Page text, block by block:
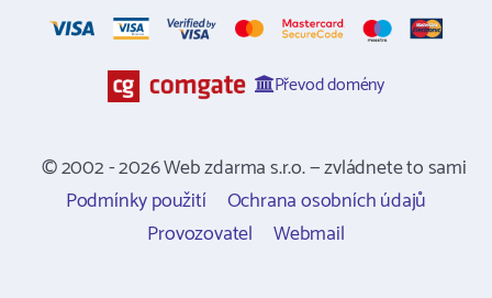
Převod domény
© 2002 - 2026 Web zdarma s.r.o. — zvládnete to sami
Podmínky použití
Ochrana osobních údajů
Provozovatel
Webmail